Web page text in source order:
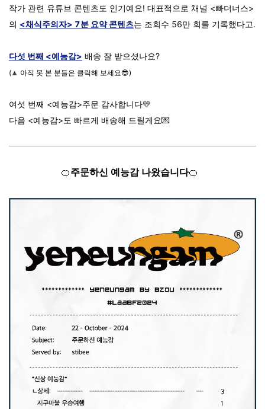
작가 관련 유튜브 콘텐츠도 인기예요! 대표적으로 채널 <빠더너스>
의 <채식주의자> 7분 요약 콘텐츠는 조회수 56만 회를 기록했다고.
다섯 번째 <예능감> 배송 잘 받으셨나요?
(🔼 아직 못 본 분들은 클릭해 보세요😎)
여섯 번째 <예능감>주문 감사합니다💛
다음 <예능감>도 빠르게 배송해 드릴게요💌
🍊주문하신 예능감 나왔습니다🍊